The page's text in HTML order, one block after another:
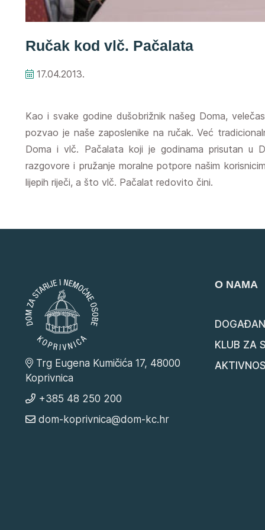
Ručak kod vlč. Pačalata
17.04.2013.
Kao i svake godine dušobrižnik našeg Doma,
pozvao je naše zaposlenike na ručak. Već
Doma i vlč. Pačalata koji je godinama prisutan u
razgovore i pružanje moralne potpore našim
lijepih riječi, a što vlč. Pačalat redovito čini.
Trg Eugena Kumičića 17, 48000
Koprivnica
+385 48 250 200
dom-koprivnica@dom-kc.hr
O NAMA
KLUB ZA